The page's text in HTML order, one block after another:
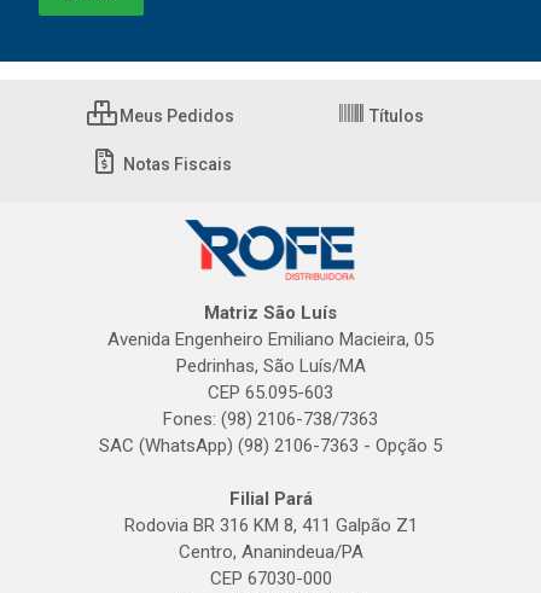
Meus Pedidos Títulos
Notas Fiscais
Matriz São Luís
Avenida Engenheiro Emiliano Macieira, 05
Pedrinhas, São Luís/MA
CEP 65.095-603
Fones: (98) 2106-738/7363
SAC (WhatsApp) (98) 2106-7363 - Opção 5
Filial Pará
Rodovia BR 316 KM 8, 411 Galpão Z1
Centro, Ananindeua/PA
CEP 67030-000